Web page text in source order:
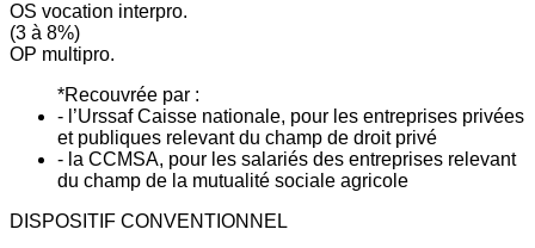
OS vocation interpro.
(3 à 8%)
OP multipro.
*Recouvrée par :
- l’Urssaf Caisse nationale, pour les entreprises privées
et publiques relevant du champ de droit privé
- la CCMSA, pour les salariés des entreprises relevant
du champ de la mutualité sociale agricole
DISPOSITIF CONVENTIONNEL